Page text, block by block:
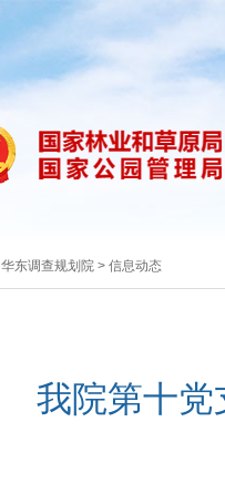
华东调查规划院 > 信息动态
我院第十